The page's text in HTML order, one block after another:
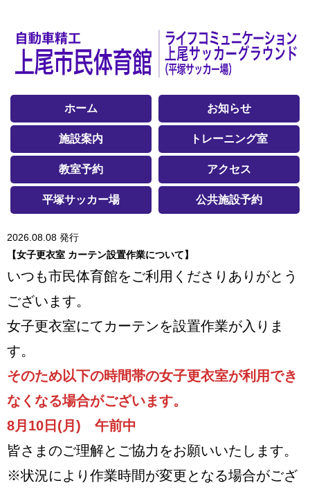
ホーム お知らせ
施設案内 トレーニング室
教室予約 アクセス
平塚サッカー場 公共施設予約
2026.08.08 発行
【女子更衣室 カーテン設置作業について】
いつも市民体育館をご利用くださりありがとう
ございます。
女子更衣室にてカーテンを設置作業が入りま
す。
そのため以下の時間帯の女子更衣室が利用でき
なくなる場合がございます。
8月10日(月) 午前中
皆さまのご理解とご協力をお願いいたします。
※状況により作業時間が変更となる場合がござ